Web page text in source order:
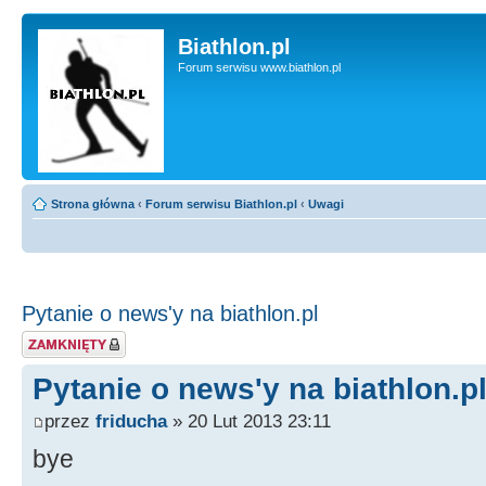
Biathlon.pl
Forum serwisu www.biathlon.pl
Strona główna ‹ Forum serwisu Biathlon.pl ‹ Uwagi
Pytanie o news'y na biathlon.pl
Zablokowany temat
Pytanie o news'y na biathlon.pl
przez friducha» 20 Lut 2013 23:11
bye